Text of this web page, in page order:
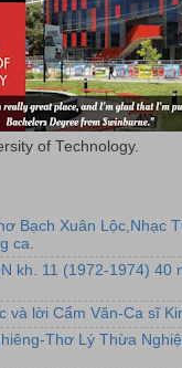
of Technology.
Bạch Xuân Lộc,Nhạc
ca.
kh. 11 (1972-1974) 40
và lời Cẩm Văn-Ca sĩ
Thơ Lý Thừa